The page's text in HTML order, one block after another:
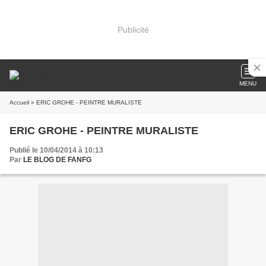
Publicité
MENU
Accueil » ERIC GROHE - PEINTRE MURALISTE
ERIC GROHE - PEINTRE MURALISTE
Publié le 10/04/2014 à 10:13
Par LE BLOG DE FANFG